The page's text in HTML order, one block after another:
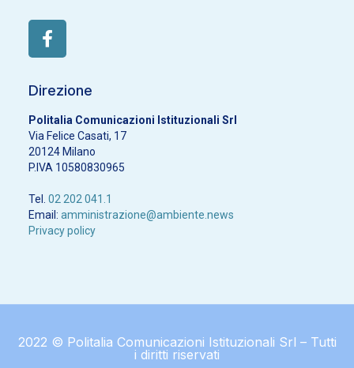
Direzione
Politalia Comunicazioni Istituzionali Srl
Via Felice Casati, 17
20124 Milano
P.IVA 10580830965
Tel. 02 202 041.1
Email: amministrazione@ambiente.news
Privacy policy
2022 © Politalia Comunicazioni Istituzionali Srl – Tutti
i diritti riservati